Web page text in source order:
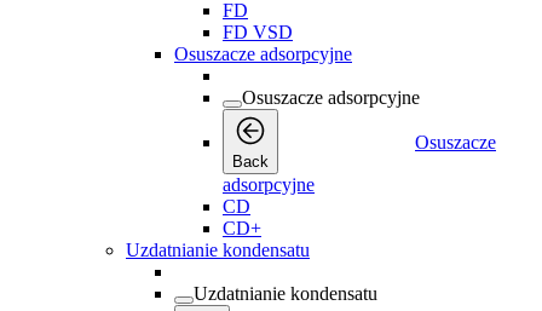
FD
FD VSD
Osuszacze adsorpcyjne
Osuszacze adsorpcyjne
Back
Osuszacze
adsorpcyjne
CD
CD+
Uzdatnianie kondensatu
Uzdatnianie kondensatu